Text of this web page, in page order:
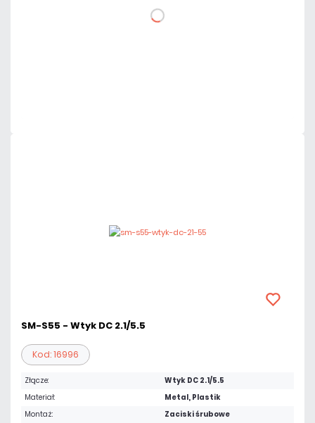
DO KOSZYKA
SM-S55 - Wtyk DC 2.1/5.5
Kod: 16996
Złącze:
Wtyk DC 2.1/5.5
Materiał:
Metal, Plastik
Montaż:
Zaciski śrubowe